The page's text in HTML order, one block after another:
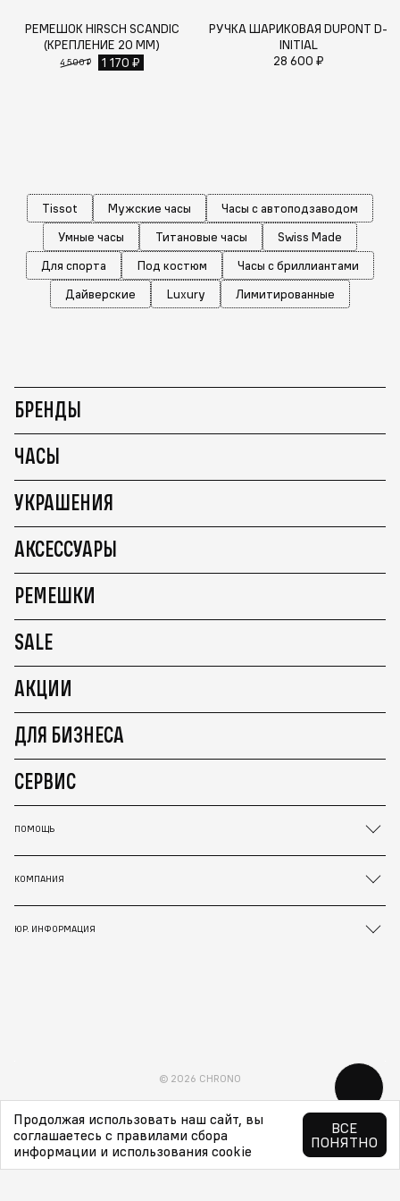
РЕМЕШОК HIRSCH SCANDIC
(КРЕПЛЕНИЕ 20 ММ)
4 500 ₽ 1 170 ₽
РУЧКА ШАРИКОВАЯ DUPONT D-
INITIAL
28 600 ₽
Tissot Мужские часы
Часы с автоподзаводом
Умные часы
Титановые часы
Swiss Made
Для спорта
Под костюм
Часы с бриллиантами
Дайверские
Luxury Лимитированные
БРЕНДЫ
ЧАСЫ
УКРАШЕНИЯ
АКСЕССУАРЫ
РЕМЕШКИ
SALE
АКЦИИ
ДЛЯ БИЗНЕСА
СЕРВИС
ПОМОЩЬ
КОМПАНИЯ
ЮР. ИНФОРМАЦИЯ
© 2026 CHRONO
Продолжая использовать наш сайт, вы
соглашаетесь с правилами сбора
информации и использования cookie
ВСЕ
ПОНЯТНО